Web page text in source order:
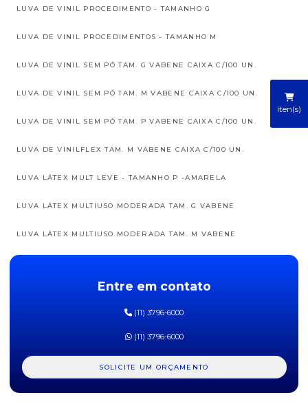
iten(s)
LUVA DE VINIL PROCEDIMENTO - TAMANHO G
LUVA DE VINIL PROCEDIMENTOS - TAMANHO M
LUVA DE VINIL SEM PÓ TAM. G VABENE CAIXA C/100 UN.
LUVA DE VINIL SEM PÓ TAM. M VABENE CAIXA C/100 UN.
LUVA DE VINIL SEM PÓ TAM. P VABENE CAIXA C/100 UN.
LUVA DE VINILFLEX TAM. M VABENE CAIXA C/100 UN.
LUVA LÁTEX MULT LEVE - TAMANHO P -AMARELA
LUVA LÁTEX MULTIUSO MODERADA TAM. G VABENE
LUVA LÁTEX MULTIUSO MODERADA TAM. M VABENE
LUVA LÁTEX MULTIUSO PLUS LARANJA SANRO - TAMANHO M
LUVA LÁTEX MULTIUSO PLUS LARANJA SANRO - TAMANHO P
LUVA LÁTEX MULTIUSO SOFT VERDE SANRO - TAMANHO GG
Entre em contato
(11) 3796-6000
(11) 3796-6000
SOLICITE UM ORÇAMENTO